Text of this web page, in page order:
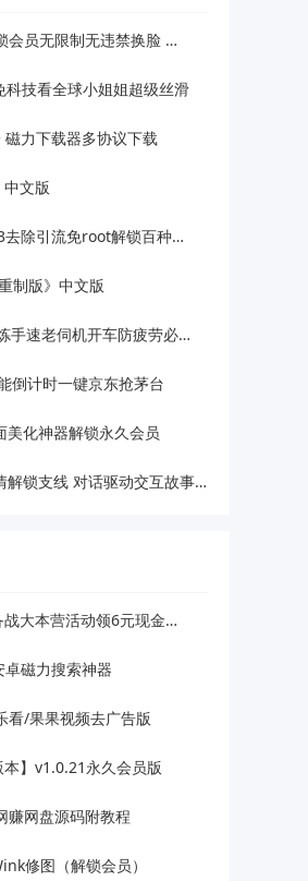
限制无违禁换脸 支持照片/视频
技看全球小姐姐超级丝滑
力下载器多协议下载
中文版
引流免root解锁百种软件会员
制版》中文版
速老伺机开车防疲劳必备
倒计时一键京东抢茅台
化神器解锁永久会员
锁支线 对话驱动交互故事剧情
活动领6元现金红包 可大小号互撸
磁力搜索神器
看/果果视频去广告版
】v1.0.21永久会员版
赚网盘源码附教程
修图（解锁会员）